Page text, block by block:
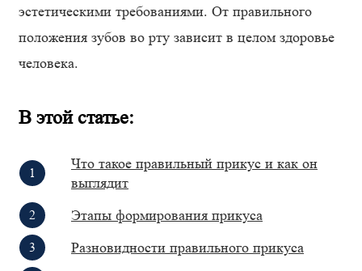
эстетическими требованиями. От правильного
положения зубов во рту зависит в целом здоровье
человека.
В этой статье:
Что такое правильный прикус и как он
выглядит
Этапы формирования прикуса
Разновидности правильного прикуса